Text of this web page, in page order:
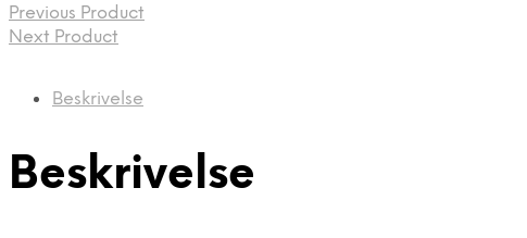
Previous Product
Next Product
Beskrivelse
Beskrivelse